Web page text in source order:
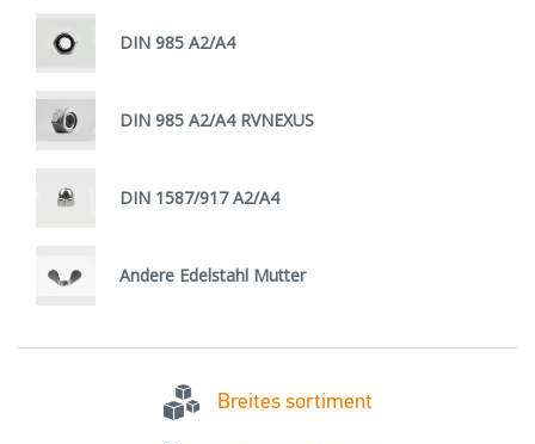
DIN 985 A2/A4
DIN 985 A2/A4 RVNEXUS
DIN 1587/917 A2/A4
Andere Edelstahl Mutter
Breites sortiment